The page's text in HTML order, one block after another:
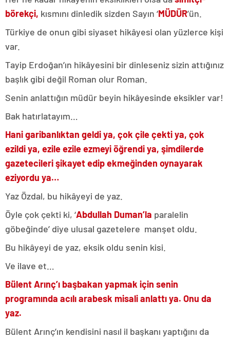
börekçi, kısmını dinledik sizden Sayın ‘MÜDÜR’ün.
Türkiye de onun gibi siyaset hikâyesi olan yüzlerce kişi
var.
Tayip Erdoğan’ın hikâyesini bir dinleseniz sizin attığınız
başlık gibi değil Roman olur Roman.
Senin anlattığın müdür beyin hikâyesinde eksikler var!
Bak hatırlatayım…
Hani garibanlıktan geldi ya, çok çile çekti ya, çok
ezildi ya, ezile ezile ezmeyi öğrendi ya, şimdilerde
gazetecileri şikayet edip ekmeğinden oynayarak
eziyordu ya…
Yaz Özdal, bu hikâyeyi de yaz.
Öyle çok çekti ki, ‘Abdullah Duman’la paralelin
göbeğinde’ diye ulusal gazetelere manşet oldu.
Bu hikâyeyi de yaz, eksik oldu senin kisi.
Ve ilave et…
Bülent Arınç’ı başbakan yapmak için senin
programında acılı arabesk misali anlattı ya. Onu da
yaz.
Bülent Arınç’ın kendisini nasıl il başkanı yaptığını da